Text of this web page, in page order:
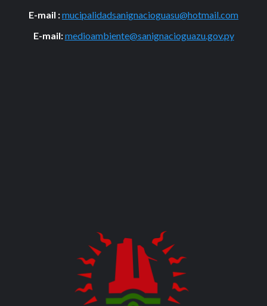
E-mail :mucipalidadsanignacioguasu@hotmail.com
E-mail:medioambiente@sanignacioguazu.gov.py